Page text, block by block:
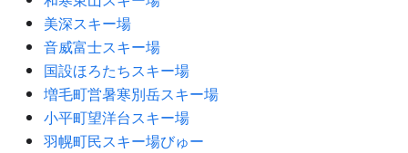
美深スキー場
音威富士スキー場
国設ほろたちスキー場
増毛町営暑寒別岳スキー場
小平町望洋台スキー場
羽幌町民スキー場びゅー